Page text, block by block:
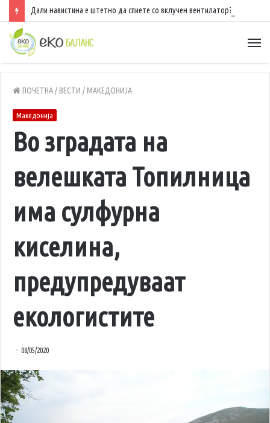
Дали навистина е штетно да спиете со вклучен вентилатор?
ПОЧЕТНА/ ВЕСТИ / МАКЕДОНИЈА
Македонија
Во зградата на
велешката Топилница
има сулфурна
киселина,
предупредуваат
екологистите
08/05/2020